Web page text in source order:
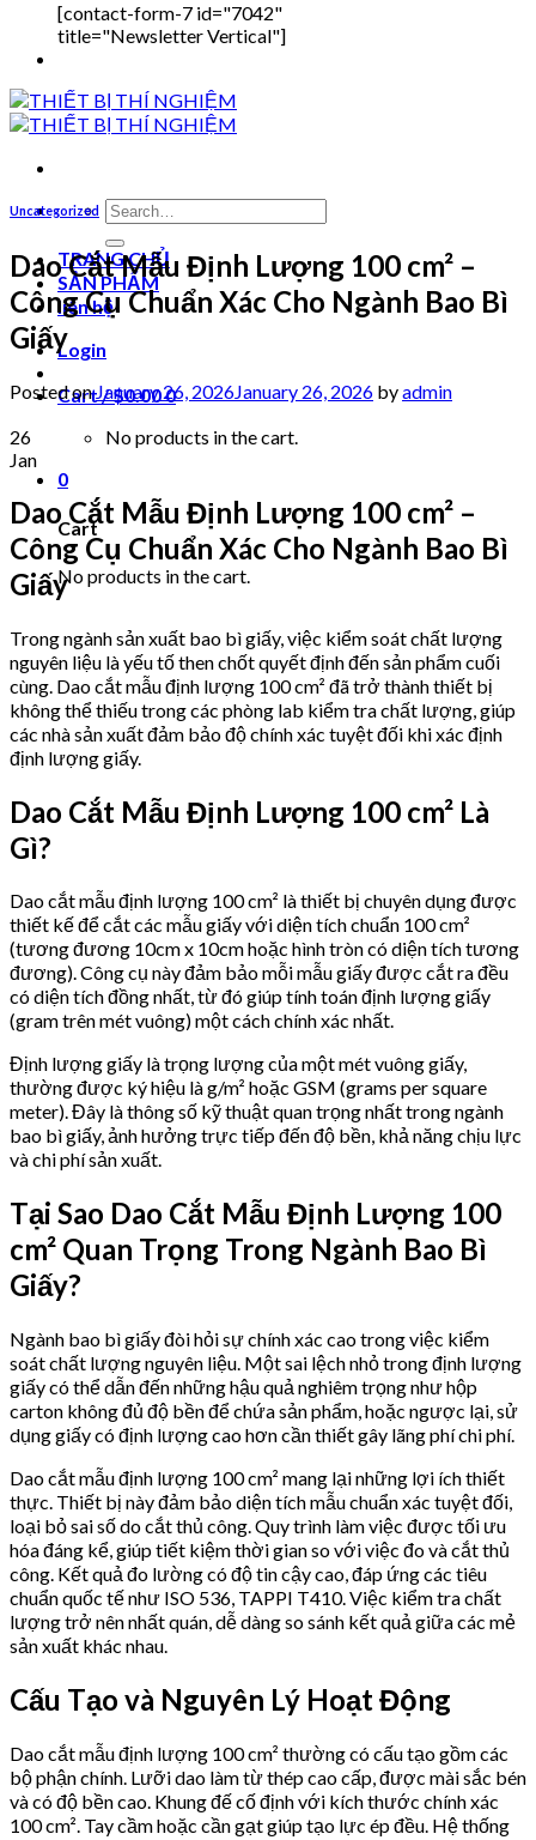
[contact-form-7 id="7042"
title="Newsletter Vertical"]
Search
for:
TRANG CHỦ
SẢN PHẨM
liên hệ
Login
Cart /$0.000
No products in the cart.
0
Cart
No products in the cart.
Uncategorized
Dao Cắt Mẫu Định Lượng 100 cm² –
Công Cụ Chuẩn Xác Cho Ngành Bao Bì
Giấy
Posted onJanuary 26, 2026January 26, 2026 byadmin
26
Jan
Dao Cắt Mẫu Định Lượng 100 cm² –
Công Cụ Chuẩn Xác Cho Ngành Bao Bì
Giấy
Trong ngành sản xuất bao bì giấy, việc kiểm soát chất lượng
nguyên liệu là yếu tố then chốt quyết định đến sản phẩm cuối
cùng. Dao cắt mẫu định lượng 100 cm² đã trở thành thiết bị
không thể thiếu trong các phòng lab kiểm tra chất lượng, giúp
các nhà sản xuất đảm bảo độ chính xác tuyệt đối khi xác định
định lượng giấy.
Dao Cắt Mẫu Định Lượng 100 cm² Là
Gì?
Dao cắt mẫu định lượng 100 cm² là thiết bị chuyên dụng được
thiết kế để cắt các mẫu giấy với diện tích chuẩn 100 cm²
(tương đương 10cm x 10cm hoặc hình tròn có diện tích tương
đương). Công cụ này đảm bảo mỗi mẫu giấy được cắt ra đều
có diện tích đồng nhất, từ đó giúp tính toán định lượng giấy
(gram trên mét vuông) một cách chính xác nhất.
Định lượng giấy là trọng lượng của một mét vuông giấy,
thường được ký hiệu là g/m² hoặc GSM (grams per square
meter). Đây là thông số kỹ thuật quan trọng nhất trong ngành
bao bì giấy, ảnh hưởng trực tiếp đến độ bền, khả năng chịu lực
và chi phí sản xuất.
Tại Sao Dao Cắt Mẫu Định Lượng 100
cm² Quan Trọng Trong Ngành Bao Bì
Giấy?
Ngành bao bì giấy đòi hỏi sự chính xác cao trong việc kiểm
soát chất lượng nguyên liệu. Một sai lệch nhỏ trong định lượng
giấy có thể dẫn đến những hậu quả nghiêm trọng như hộp
carton không đủ độ bền để chứa sản phẩm, hoặc ngược lại, sử
dụng giấy có định lượng cao hơn cần thiết gây lãng phí chi phí.
Dao cắt mẫu định lượng 100 cm² mang lại những lợi ích thiết
thực. Thiết bị này đảm bảo diện tích mẫu chuẩn xác tuyệt đối,
loại bỏ sai số do cắt thủ công. Quy trình làm việc được tối ưu
hóa đáng kể, giúp tiết kiệm thời gian so với việc đo và cắt thủ
công. Kết quả đo lường có độ tin cậy cao, đáp ứng các tiêu
chuẩn quốc tế như ISO 536, TAPPI T410. Việc kiểm tra chất
lượng trở nên nhất quán, dễ dàng so sánh kết quả giữa các mẻ
sản xuất khác nhau.
Cấu Tạo và Nguyên Lý Hoạt Động
Dao cắt mẫu định lượng 100 cm² thường có cấu tạo gồm các
bộ phận chính. Lưỡi dao làm từ thép cao cấp, được mài sắc bén
và có độ bền cao. Khung đế cố định với kích thước chính xác
100 cm². Tay cầm hoặc cần gạt giúp tạo lực ép đều. Hệ thống